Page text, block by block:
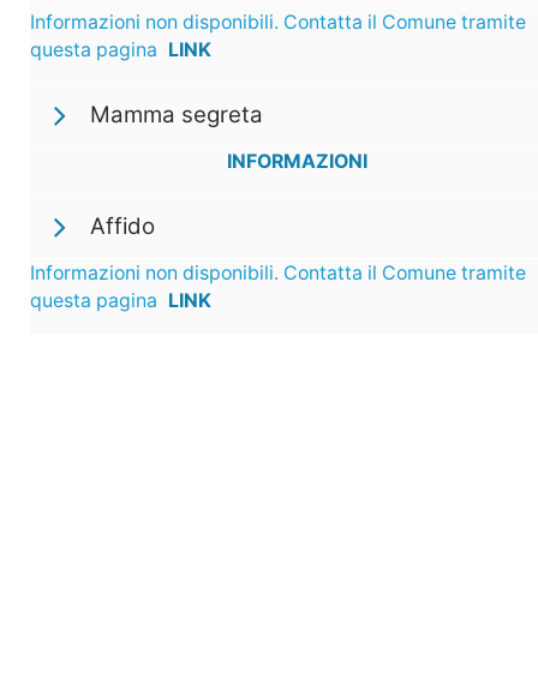
Informazioni non disponibili. Contatta il Comune tramite
questa pagina LINK
Mamma segreta
INFORMAZIONI
Affido
Informazioni non disponibili. Contatta il Comune tramite
questa pagina LINK